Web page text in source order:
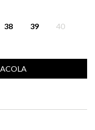
38 39 40